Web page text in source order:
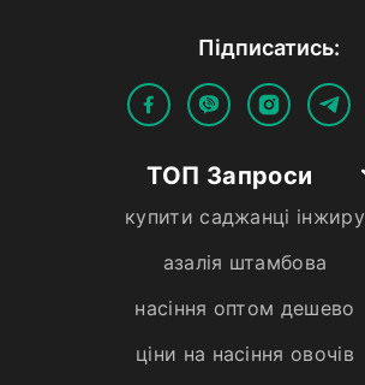
Пiдписатись:
ТОП Запроси
купити саджанці інжиру
азалія штамбова
насіння оптом дешево
ціни на насіння овочів